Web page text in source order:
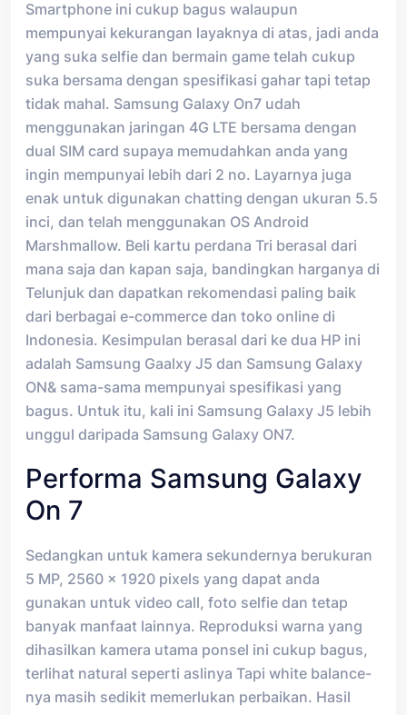
Smartphone ini cukup bagus walaupun
mempunyai kekurangan layaknya di atas, jadi anda
yang suka selfie dan bermain game telah cukup
suka bersama dengan spesifikasi gahar tapi tetap
tidak mahal. Samsung Galaxy On7 udah
menggunakan jaringan 4G LTE bersama dengan
dual SIM card supaya memudahkan anda yang
ingin mempunyai lebih dari 2 no. Layarnya juga
enak untuk digunakan chatting dengan ukuran 5.5
inci, dan telah menggunakan OS Android
Marshmallow. Beli kartu perdana Tri berasal dari
mana saja dan kapan saja, bandingkan harganya di
Telunjuk dan dapatkan rekomendasi paling baik
dari berbagai e-commerce dan toko online di
Indonesia. Kesimpulan berasal dari ke dua HP ini
adalah Samsung Gaalxy J5 dan Samsung Galaxy
ON& sama-sama mempunyai spesifikasi yang
bagus. Untuk itu, kali ini Samsung Galaxy J5 lebih
unggul daripada Samsung Galaxy ON7.
Performa Samsung Galaxy
On 7
Sedangkan untuk kamera sekundernya berukuran
5 MP, 2560 x 1920 pixels yang dapat anda
gunakan untuk video call, foto selfie dan tetap
banyak manfaat lainnya. Reproduksi warna yang
dihasilkan kamera utama ponsel ini cukup bagus,
terlihat natural seperti aslinya Tapi white balance-
nya masih sedikit memerlukan perbaikan. Hasil